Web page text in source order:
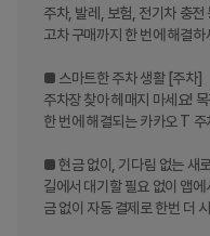
주차, 발레, 보험, 전기차 충
고차 구매까지 한 번에 해결하
■ 스마트한 주차 생활 [주차]
주차장 찾아 헤매지 마세요!
한 번에 해결되는 카카오 T
■ 현금 없이, 기다림 없는 새
길에서 대기할 필요 없이 앱
금 없이 자동 결제로 한번 더